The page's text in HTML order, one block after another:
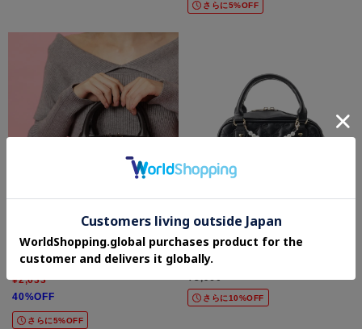
さらに5%OFF
Ober Tashe
2WAYチャームボストンバッグ
¥2,633
40%OFF
さらに5%OFF
Ober Tashe
チャーム付き2WAYボストン
さらに10%OFF